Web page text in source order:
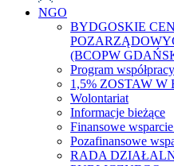
NGO
BYDGOSKIE
(BCOPW
Program
1,5% ZOSTAW
Wolontariat
Informacje bieżące
Finansowe
Pozafinansowe
RADA